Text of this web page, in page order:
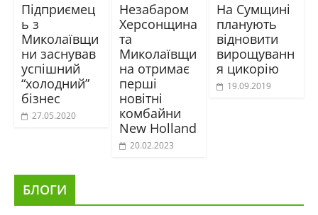
Підприємец
ь з
Миколаївщи
ни заснував
успішний
“холодний”
бізнес
27.05.2020
Незабаром
Херсонщина
та
Миколаївщи
на отримає
перші
новітні
комбайни
New Holland
20.02.2023
На Сумщині
планують
відновити
вирощуванн
я цикорію
19.09.2019
БЛОГИ